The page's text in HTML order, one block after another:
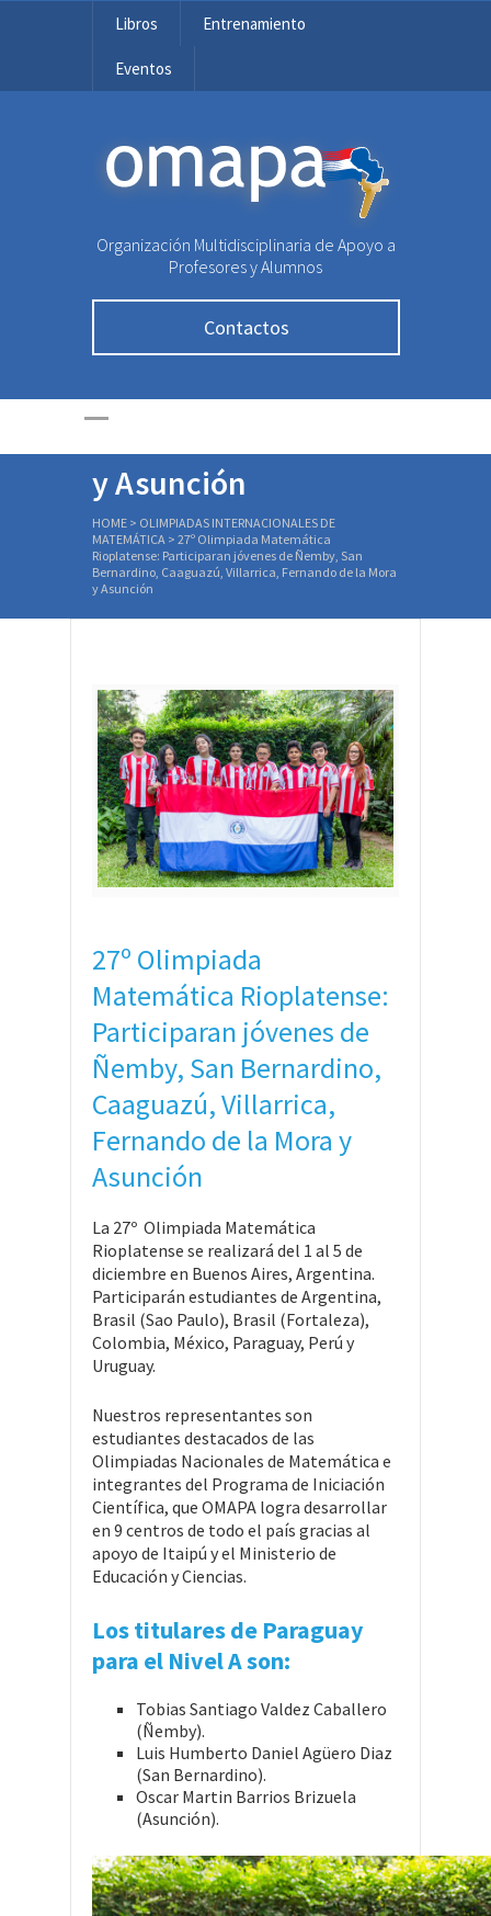
Libros Entrenamiento
Eventos
OMAPA
Organización Multidisciplinaria de Apoyo a
Profesores y Alumnos
Contactos
27º Olimpiada
Matemática
Rioplatense:
Participaran jóvenes
de Ñemby, San
Bernardino,
Caaguazú, Villarrica,
y Asunción
HOME > OLIMPIADAS INTERNACIONALES DE
MATEMÁTICA > 27º Olimpiada Matemática
Rioplatense: Participaran jóvenes de Ñemby, San
Bernardino, Caaguazú, Villarrica, Fernando de la Mora
y Asunción
27º Olimpiada
Matemática Rioplatense:
Participaran jóvenes de
Ñemby, San Bernardino,
Caaguazú, Villarrica,
Fernando de la Mora y
Asunción
La 27º Olimpiada Matemática
Rioplatense se realizará del 1 al 5 de
diciembre en Buenos Aires, Argentina.
Participarán estudiantes de Argentina,
Brasil (Sao Paulo), Brasil (Fortaleza),
Colombia, México, Paraguay, Perú y
Uruguay.
Nuestros representantes son
estudiantes destacados de las
Olimpiadas Nacionales de Matemática e
integrantes del Programa de Iniciación
Científica, que OMAPA logra desarrollar
en 9 centros de todo el país gracias al
apoyo de Itaipú y el Ministerio de
Educación y Ciencias.
Los titulares de Paraguay
para el Nivel A son:
Tobias Santiago Valdez Caballero
(Ñemby).
Luis Humberto Daniel Agüero Diaz
(San Bernardino).
Oscar Martin Barrios Brizuela
(Asunción).